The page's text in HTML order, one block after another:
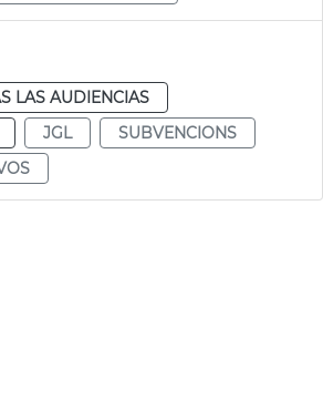
LAS AUDIENCIAS
JGL
SUBVENCIONS